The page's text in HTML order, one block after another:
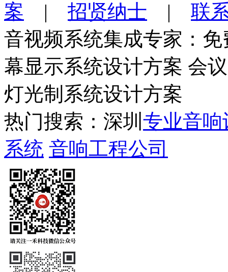
案 | 招贤纳士 | 联
音视频系统集成专家：
幕显示系统设计方案 会
灯光制系统设计方案
热门搜索：深圳 专业音响
系统 音响工程公司